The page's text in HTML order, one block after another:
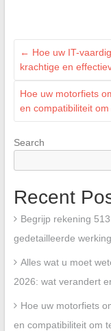
← Hoe uw IT-
krachtige en
Hoe uw motorfiets
en compatibiliteit
Search
Recent
Begrijp rekening
gedetailleerde werking
Alles wat u moet
2026: wat verandert
Hoe uw motorfiets
en compatibiliteit om